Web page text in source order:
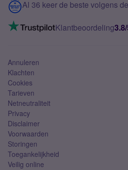
Mobiel internet
Mobiel abonnement
Contact
VoLTE 4G bellen
Al 36 keer de beste volgens
Klantbeoordeling
Annuleren
Klachten
Cookies
Tarieven
Netneutraliteit
Privacy
Disclaimer
Voorwaarden
Storingen
Toegankelijkheid
Veilig online